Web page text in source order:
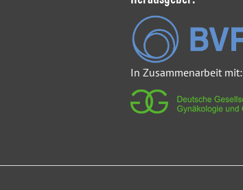
In Zusammenarbeit mit: